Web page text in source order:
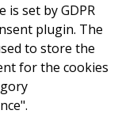
is set by GDPR
plugin. The
to store the
for the cookies